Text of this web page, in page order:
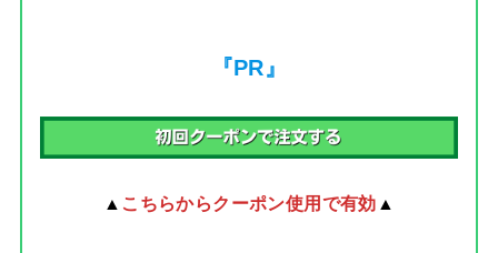
『PR』
▲ こちらからクーポン使用で有効 ▲